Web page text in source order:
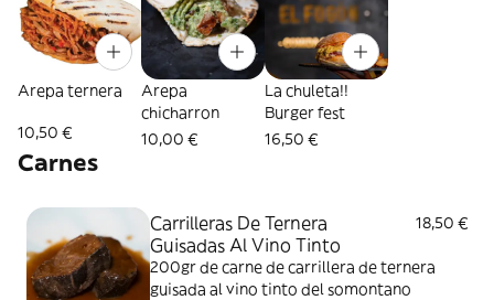
Arepa ternera
10,50 €
Arepa
chicharron
10,00 €
La chuleta!!
Burger fest
16,50 €
Carnes
Carrilleras De Ternera
Guisadas Al Vino Tinto
18,50 €
200gr de carne de carrillera de ternera
guisada al vino tinto del somontano